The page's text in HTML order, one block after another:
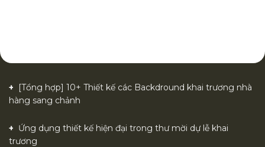
[Tổng hợp] 10+ Thiết kế các Backdround khai trương nhà
hàng sang chảnh
Ứng dụng thiết kế hiện đại trong thư mời dự lễ khai
trương